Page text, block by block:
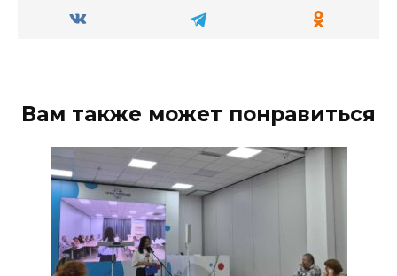
Вам также может понравиться